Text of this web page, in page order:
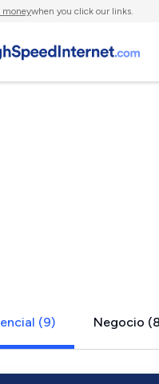
moneywhen you click our links.
(9) Negocio